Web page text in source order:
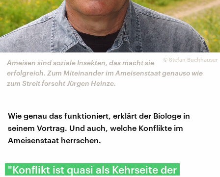
© Stefan Buchhauser
Ameisen sind soziale Insekten, das macht sie
erfolgreich. Zum Miteinander im Ameisenstaat genauso wie
zum Streit forscht Jürgen Heinze.
Wie genau das funktioniert, erklärt der Biologe in
seinem Vortrag. Und auch, welche Konflikte im
Ameisenstaat herrschen.
"Konflikt ist quasi als Kehrseite der